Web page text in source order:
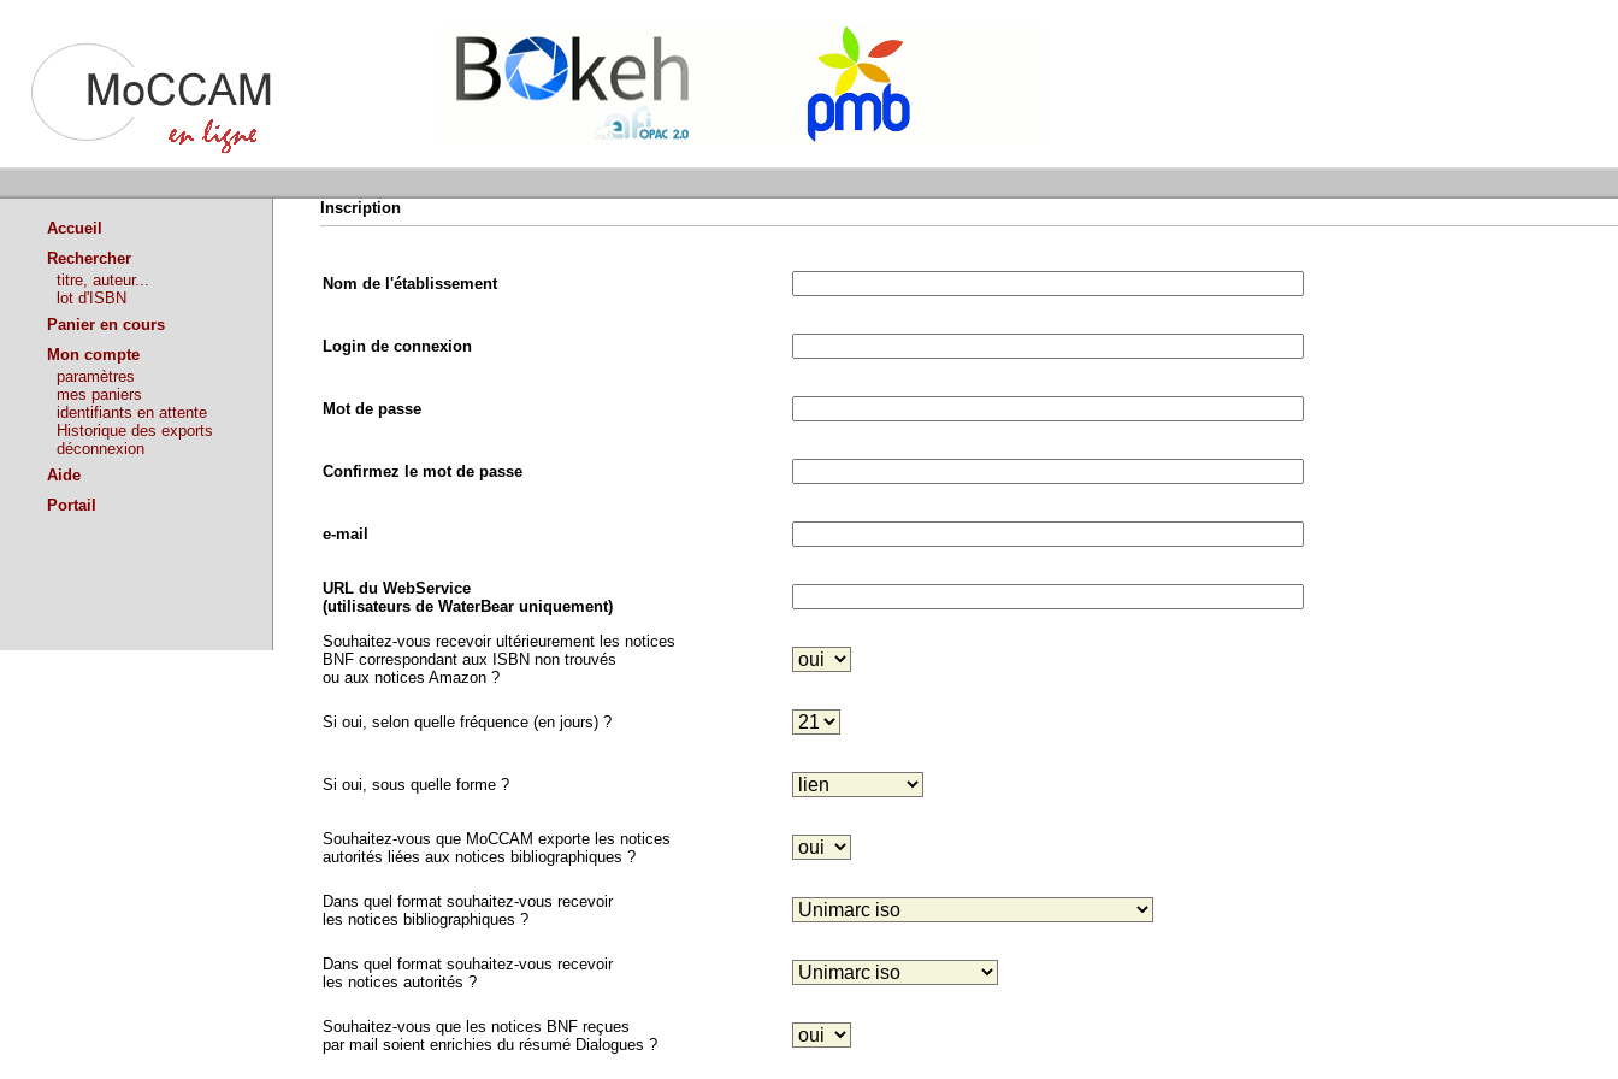
Accueil
Rechercher
titre, auteur...
lot d'ISBN
Panier en cours
Mon compte
paramètres
mes paniers
identifiants en attente
Historique des exports
déconnexion
Aide
Portail
Inscription
Nom de l'établissement
Login de connexion
Mot de passe
Confirmez le mot de passe
e-mail
URL du WebService
(utilisateurs de WaterBear uniquement)
Souhaitez-vous recevoir ultérieurement les notices
BNF correspondant aux ISBN non trouvés
ou aux notices Amazon ?
Si oui, selon quelle fréquence (en jours) ?
Si oui, sous quelle forme ?
Souhaitez-vous que MoCCAM exporte les notices
autorités liées aux notices bibliographiques ?
Dans quel format souhaitez-vous recevoir
les notices bibliographiques ?
Dans quel format souhaitez-vous recevoir
les notices autorités ?
Souhaitez-vous que les notices BNF reçues
par mail soient enrichies du résumé Dialogues ?